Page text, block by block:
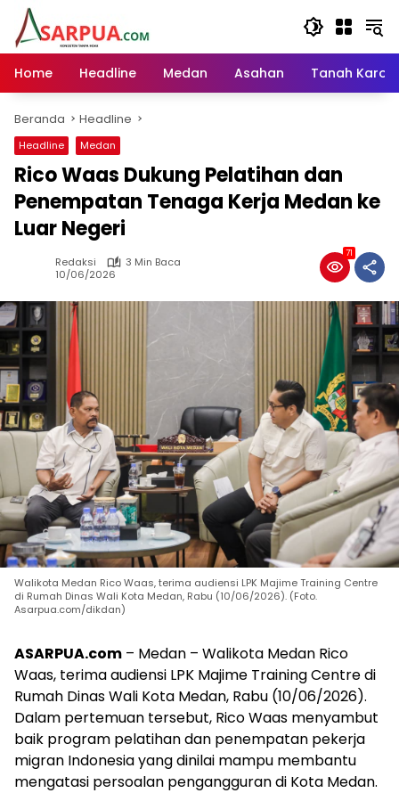
Langsung
konten
Home
Headline Medan Asahan Tanah Karo
Beranda Headline
Headline Medan
Rico Waas Dukung Pelatihan dan
Penempatan Tenaga Kerja Medan ke
Luar Negeri
Redaksi
3 Min Baca
10/06/2026
71
Walikota Medan Rico Waas, terima audiensi LPK Majime Training Centre
di Rumah Dinas Wali Kota Medan, Rabu (10/06/2026). (Foto.
Asarpua.com/dikdan)
ASARPUA.com – Medan – Walikota Medan Rico
Waas, terima audiensi LPK Majime Training Centre di
Rumah Dinas Wali Kota Medan, Rabu (10/06/2026).
Dalam pertemuan tersebut, Rico Waas menyambut
baik program pelatihan dan penempatan pekerja
migran Indonesia yang dinilai mampu membantu
mengatasi persoalan pengangguran di Kota Medan.